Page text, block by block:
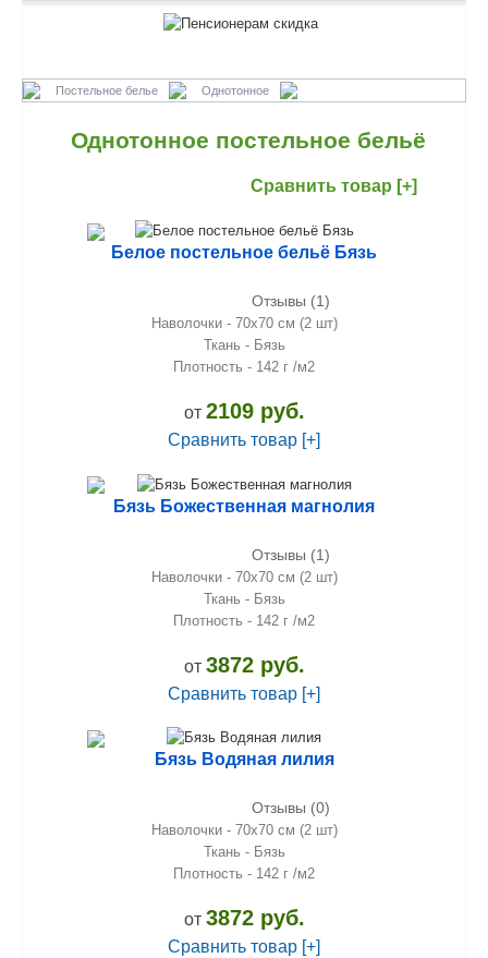
Постельное белье Однотонное
Однотонное постельное бельё
Сравнить товар [+]
Белое постельное бельё Бязь
Отзывы (1)
Наволочки - 70х70 см (2 шт)
Ткань - Бязь
Плотность - 142 г /м2
от 2109 руб.
Сравнить товар [+]
Бязь Божественная магнолия
Отзывы (1)
Наволочки - 70х70 см (2 шт)
Ткань - Бязь
Плотность - 142 г /м2
от 3872 руб.
Сравнить товар [+]
Бязь Водяная лилия
Отзывы (0)
Наволочки - 70х70 см (2 шт)
Ткань - Бязь
Плотность - 142 г /м2
от 3872 руб.
Сравнить товар [+]